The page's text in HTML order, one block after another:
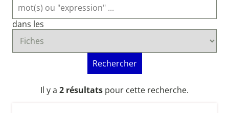
dans les
Rechercher
Il y a 2 résultats pour cette recherche.